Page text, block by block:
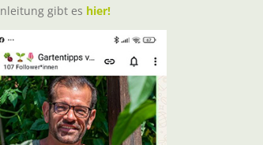
gibt es hier!